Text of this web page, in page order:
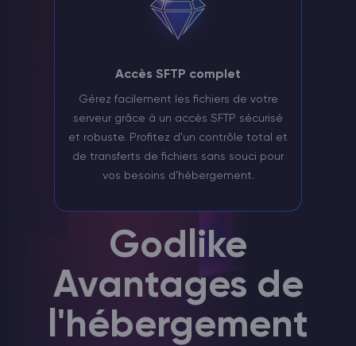
Accès SFTP complet
Gérez facilement les fichiers de votre
serveur grâce à un accès SFTP sécurisé
et robuste. Profitez d'un contrôle total et
de transferts de fichiers sans souci pour
vos besoins d'hébergement.
Godlike
Avantages de
l'hébergement